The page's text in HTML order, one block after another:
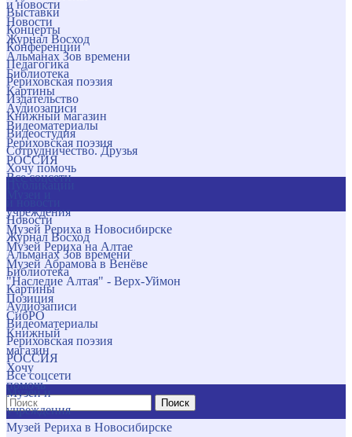
и новости
Новости
Журнал Восход
Альманах Зов времени
Библиотека
Картины
Аудиозаписи
Видеоматериалы
Рериховская поэзия
РОССИЯ
Все соцсети
учреждения
Музей Рериха в Новосибирске
Музей Рериха на Алтае
Музей Абрамова в Венёве
"Наследие Алтая" - Верх-Уймон
Позиция
СибРО
Книжный
магазин
Хочу
помочь
Поиск
Выставки
Концерты
Конференции
Педагогика
Рериховская поэзия
Издательство
Книжный магазин
Видеостудия
Сотрудничество. Друзья
Хочу помочь
Новости
Журнал Восход
Альманах Зов времени
Библиотека
Картины
Аудиозаписи
Видеоматериалы
Рериховская поэзия
РОССИЯ
Все соцсети
Музеи и
учреждения
Музей Рериха в Новосибирске